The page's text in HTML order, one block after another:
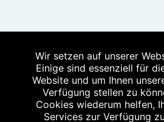
Tel.:08131/
Fax: 08131/
E-Mail:info@stern-
Internet:https://stern-
Wir setzen auf unserer
Einige sind essenziell für
Website und um Ihnen
Verfügung stellen zu
Cookies wiederum helfen,
Services zur Verfügung